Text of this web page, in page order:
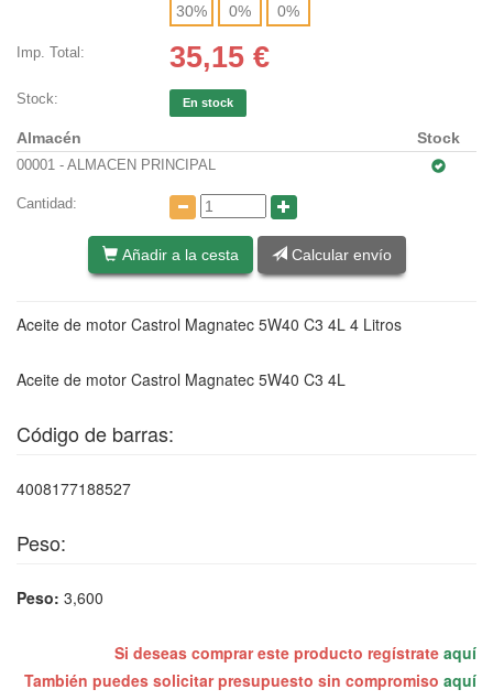
30% 0% 0%
Imp. Total: 35,15 €
Stock: En stock
Almacén Stock
00001 - ALMACEN PRINCIPAL
Cantidad:
Añadir a la cesta Calcular envío
Aceite de motor Castrol Magnatec 5W40 C3 4L 4 Litros
Aceite de motor Castrol Magnatec 5W40 C3 4L
Código de barras:
4008177188527
Peso:
Peso: 3,600
Si deseas comprar este producto regístrate aquí
También puedes solicitar presupuesto sin compromiso aquí